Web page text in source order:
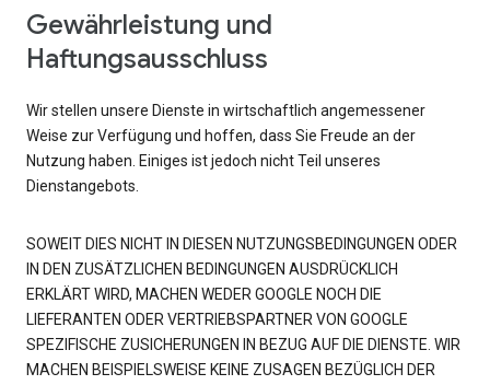
Gewährleistung und
Haftungsausschluss
Wir stellen unsere Dienste in wirtschaftlich angemessener
Weise zur Verfügung und hoffen, dass Sie Freude an der
Nutzung haben. Einiges ist jedoch nicht Teil unseres
Dienstangebots.
SOWEIT DIES NICHT IN DIESEN NUTZUNGSBEDINGUNGEN ODER
IN DEN ZUSÄTZLICHEN BEDINGUNGEN AUSDRÜCKLICH
ERKLÄRT WIRD, MACHEN WEDER GOOGLE NOCH DIE
LIEFERANTEN ODER VERTRIEBSPARTNER VON GOOGLE
SPEZIFISCHE ZUSICHERUNGEN IN BEZUG AUF DIE DIENSTE. WIR
MACHEN BEISPIELSWEISE KEINE ZUSAGEN BEZÜGLICH DER